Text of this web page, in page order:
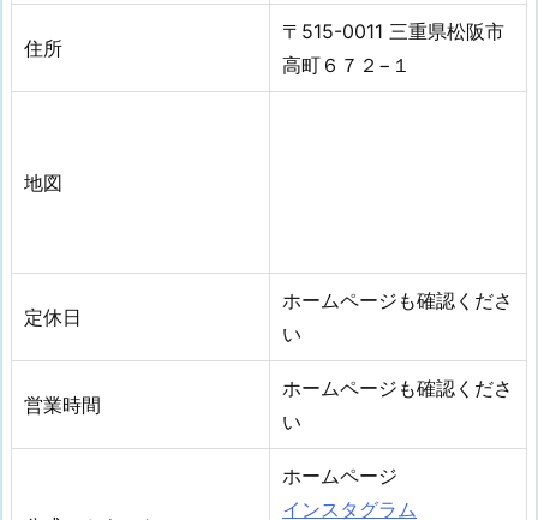
住所
〒515-0011 三重県松阪市
高町６７２−１
地図
定休日
ホームページも確認くださ
い
営業時間
ホームページも確認くださ
い
ホームページ
インスタグラム